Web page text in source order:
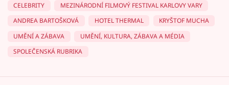
CELEBRITY
MEZINÁRODNÍ FILMOVÝ FESTIVAL KARLOVY VARY
ANDREA BARTOŠKOVÁ
HOTEL THERMAL
KRYŠTOF MUCHA
UMĚNÍ A ZÁBAVA
UMĚNÍ, KULTURA, ZÁBAVA A MÉDIA
SPOLEČENSKÁ RUBRIKA